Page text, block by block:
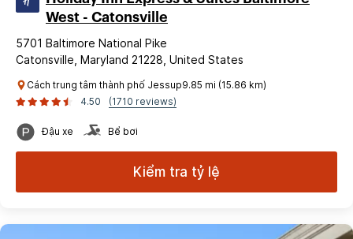
West - Catonsville
5701 Baltimore National Pike
Catonsville, Maryland 21228, United States
Cách trung tâm thành phố Jessup9.85 mi (15.86 km)
4.50
(1710 reviews)
Đậu xe Bể bơi
Kiểm tra tỷ lệ